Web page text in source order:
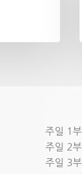
주일 1
주일 2
주일 3